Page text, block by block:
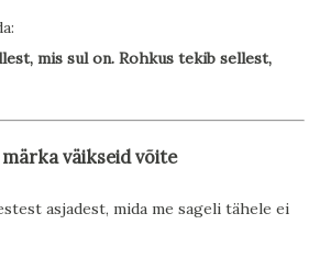
mis sul on. Rohkus tekib sellest,
väikseid võite
asjadest, mida me sageli tähele ei